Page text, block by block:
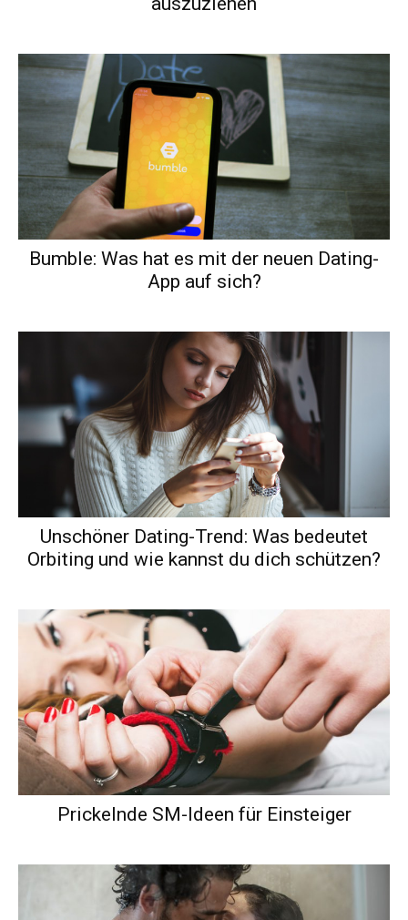
Bumble: Was hat es mit der neuen Dating-
App auf sich?
Unschöner Dating-Trend: Was bedeutet
Orbiting und wie kannst du dich schützen?
Prickelnde SM-Ideen für Einsteiger